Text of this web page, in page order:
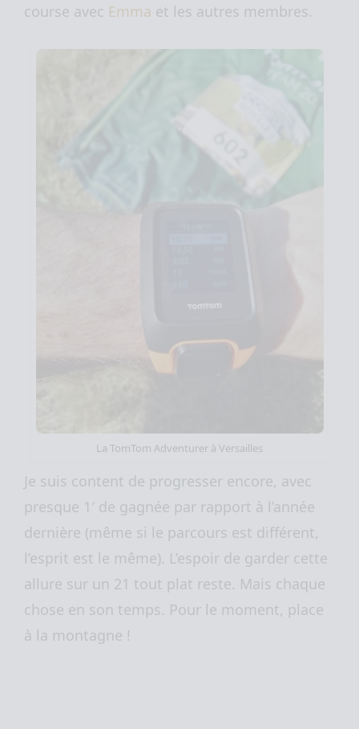
course avec Emma et les autres membres.
La TomTom Adventurer à Versailles
Je suis content de progresser encore, avec
presque 1′ de gagnée par rapport à l’année
dernière (même si le parcours est différent,
l’esprit est le même). L’espoir de garder cette
allure sur un 21 tout plat reste. Mais chaque
chose en son temps. Pour le moment, place
à la montagne !